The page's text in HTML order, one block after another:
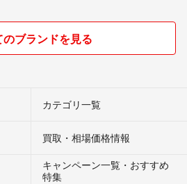
ブランドを見る
カテゴリ一覧
買取・相場価格情報
キャンペーン一覧・おすすめ
特集